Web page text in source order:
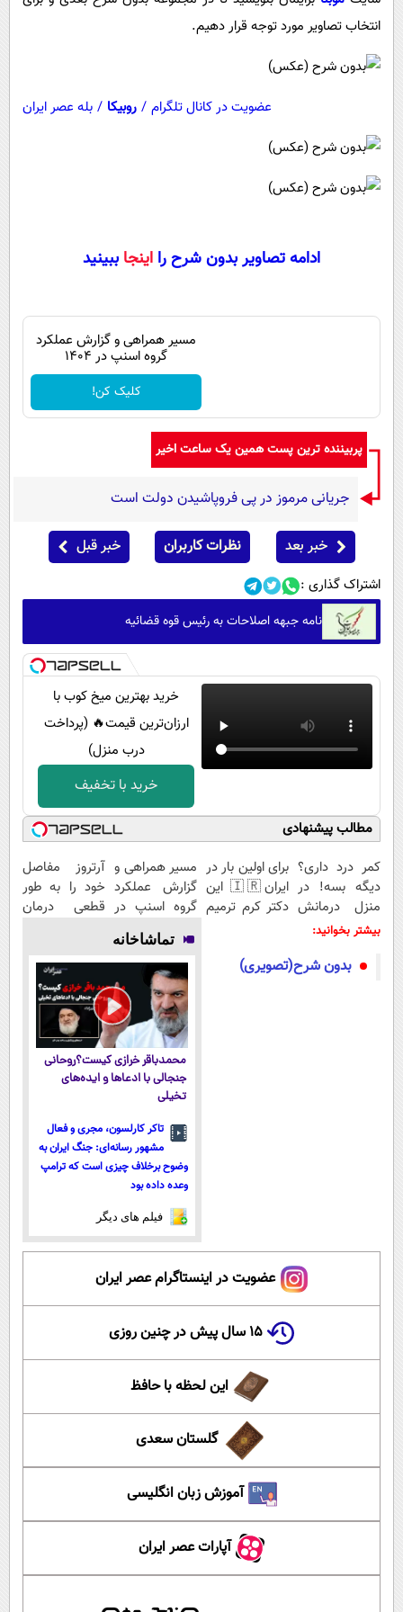
سرگرمی
حوادث
سیاست خارجی
پیامک
روانشناسی
دانلود
انتخاب تصاویر مورد توجه قرار دهیم.
عضویت در کانال تلگرام / روبیکا / بله عصر ایران
ادامه تصاویر بدون شرح را اینجا ببینید
مسیر همراهی و گزارش عملکرد
گروه اسنپ در ۱۴۰۴
کلیک کن!
پربیننده ترین پست همین یک ساعت اخیر
جریانی مرموز در پی فروپاشیدن دولت است
خبر بعد نظرات کاربران خبر قبل
اشتراک گذاری :
نامه جبهه اصلاحات به رئیس قوه قضائیه
خرید بهترین میخ کوب با
ارزان‌ترین قیمت🔥 (پرداخت
درب منزل)
خرید با تخفیف
مطالب پیشنهادی
کمر درد داری؟
دیگه بسه! در
منزل درمانش
کن
برای اولین بار در
ایران🇮🇷 این
دکتر کرم ترمیم
مسیر همراهی و
گزارش عملکرد
گروه اسنپ در
آرتروز مفاصل
خود را به طور
قطعی درمان
بیشتر بخوانید:
بدون شرح(تصویری)
تماشاخانه
محمدباقر خرازی کیست؟روحانی
جنجالی با ادعاها و ایده‌های
تخیلی
تاکر کارلسون، مجری و فعال
مشهور رسانه‌ای: جنگ ایران به
وضوح برخلاف چیزی است که ترامپ
وعده داده بود
فیلم های دیگر
عضویت در اینستاگرام عصر ایران
۱۵ سال پیش در چنین روزی
این لحظه با حافظ
گلستان سعدی
آموزش زبان انگلیسی
آپارات عصر ایران